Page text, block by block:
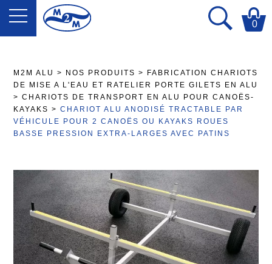
0
M2M ALU > NOS PRODUITS >
FABRICATION CHARIOTS
DE MISE A L'EAU ET RATELIER PORTE GILETS EN ALU
>CHARIOTS DE TRANSPORT EN ALU POUR CANOËS-
KAYAKS >CHARIOT ALU ANODISÉ TRACTABLE PAR
VÉHICULE POUR 2 CANOËS OU KAYAKS ROUES
BASSE PRESSION EXTRA-LARGES AVEC PATINS